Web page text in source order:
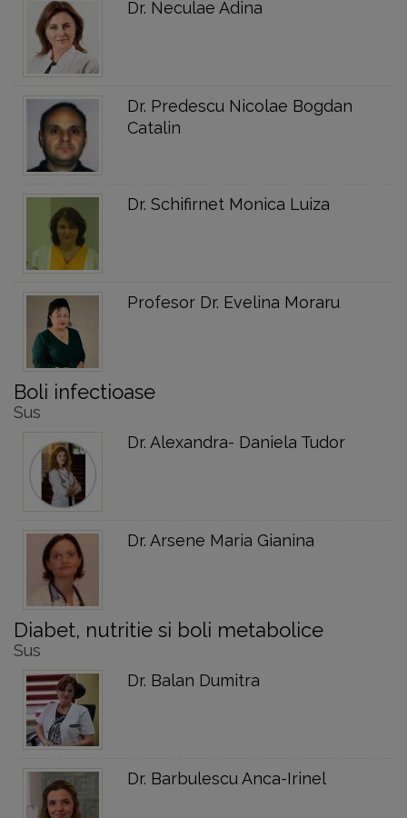
Dr. Neculae Adina
Dr. Predescu Nicolae Bogdan
Catalin
Dr. Schifirnet Monica Luiza
Profesor Dr. Evelina Moraru
Boli infectioase
Sus
Dr. Alexandra- Daniela Tudor
Dr. Arsene Maria Gianina
Diabet, nutritie si boli metabolice
Sus
Dr. Balan Dumitra
Dr. Barbulescu Anca-Irinel